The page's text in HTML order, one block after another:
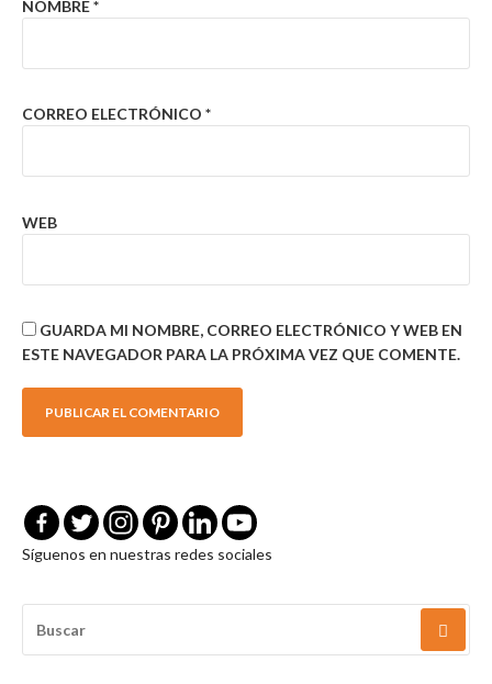
NOMBRE*
CORREO ELECTRÓNICO *
WEB
GUARDA MI NOMBRE, CORREO ELECTRÓNICO Y WEB EN
ESTE NAVEGADOR PARA LA PRÓXIMA VEZ QUE COMENTE.
Síguenos en nuestras redes sociales
POR: